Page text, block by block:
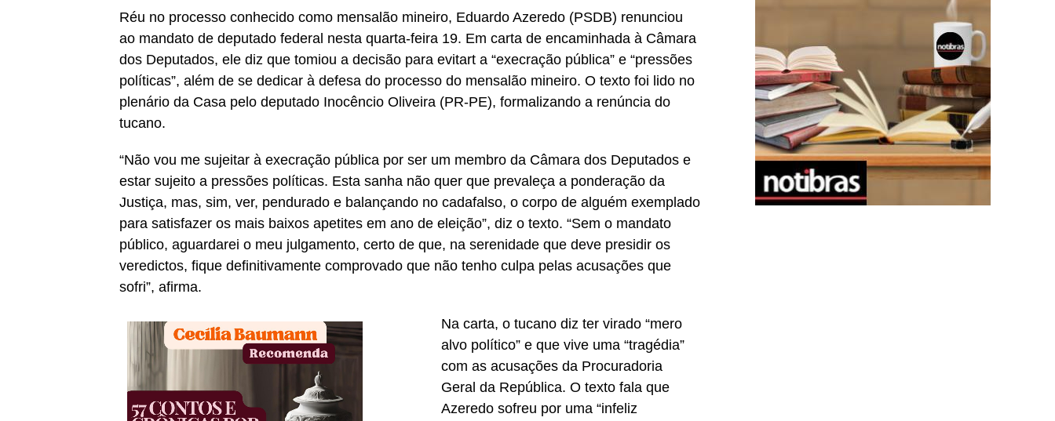
Réu no processo conhecido como mensalão mineiro, Eduardo Azeredo (PSDB) renunciou
ao mandato de deputado federal nesta quarta-feira 19. Em carta de encaminhada à Câmara
dos Deputados, ele diz que tomiou a decisão para evitart a “execração pública” e “pressões
políticas”, além de se dedicar à defesa do processo do mensalão mineiro. O texto foi lido no
plenário da Casa pelo deputado Inocêncio Oliveira (PR-PE), formalizando a renúncia do
tucano.
“Não vou me sujeitar à execração pública por ser um membro da Câmara dos Deputados e
estar sujeito a pressões políticas. Esta sanha não quer que prevaleça a ponderação da
Justiça, mas, sim, ver, pendurado e balançando no cadafalso, o corpo de alguém exemplado
para satisfazer os mais baixos apetites em ano de eleição”, diz o texto. “Sem o mandato
público, aguardarei o meu julgamento, certo de que, na serenidade que deve presidir os
veredictos, fique definitivamente comprovado que não tenho culpa pelas acusações que
sofri”, afirma.
Na carta, o tucano diz ter virado “mero
alvo político” e que vive uma “tragédia”
com as acusações da Procuradoria
Geral da República. O texto fala que
Azeredo sofreu por uma “infeliz